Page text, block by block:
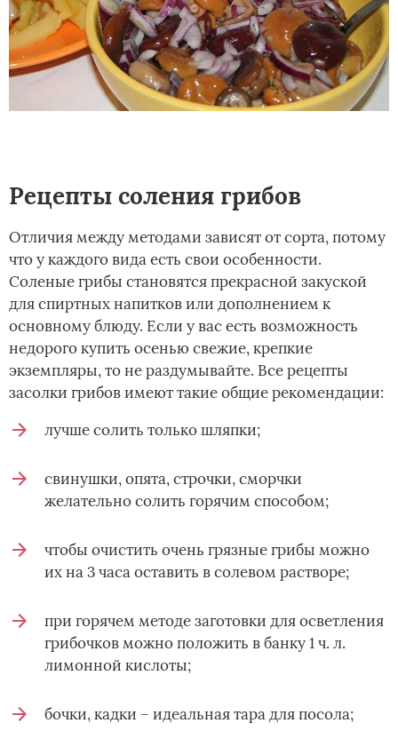
Рецепты соления грибов
Отличия между методами зависят от сорта, потому
что у каждого вида есть свои особенности.
Соленые грибы становятся прекрасной закуской
для спиртных напитков или дополнением к
основному блюду. Если у вас есть возможность
недорого купить осенью свежие, крепкие
экземпляры, то не раздумывайте. Все рецепты
засолки грибов имеют такие общие рекомендации:
лучше солить только шляпки;
свинушки, опята, строчки, сморчки
желательно солить горячим способом;
чтобы очистить очень грязные грибы можно
их на 3 часа оставить в солевом растворе;
при горячем методе заготовки для осветления
грибочков можно положить в банку 1 ч. л.
лимонной кислоты;
бочки, кадки – идеальная тара для посола;